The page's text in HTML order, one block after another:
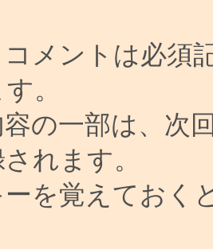
メントは必須
。
容の一部は、次
れます。
を覚えておく